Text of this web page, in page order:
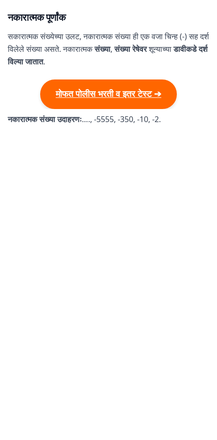
नकारात्मक पूर्णांक
सकारात्मक संख्येच्या उलट, नकारात्मक संख्या ही एक वजा चिन्ह (-) सह दर्श
विलेले संख्या असते. नकारात्मकसंख्या,संख्या रेषेवरशून्याच्याडावीकडे दर्श
विल्या जातात.
मोफत पोलीस भरती व इतर टेस्ट ➔
नकारात्मक संख्या उदाहरणः…., -5555, -350, -10, -2.